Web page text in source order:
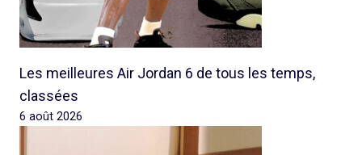
Les meilleures Air Jordan 6 de tous les temps,
classées
6 août 2026